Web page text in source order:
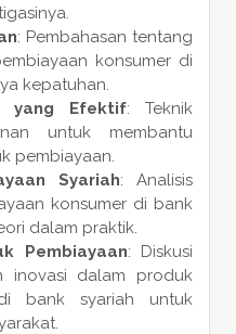
: Pembahasan tentang
konsumer di
kepatuhan.
yang Efektif: Teknik
untuk membantu
pembiayaan.
Syariah: Analisis
konsumer di bank
dalam praktik.
Pembiayaan: Diskusi
inovasi dalam produk
bank syariah untuk